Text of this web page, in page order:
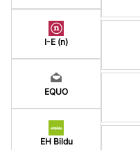
I-E (n)
EQUO
EH Bildu